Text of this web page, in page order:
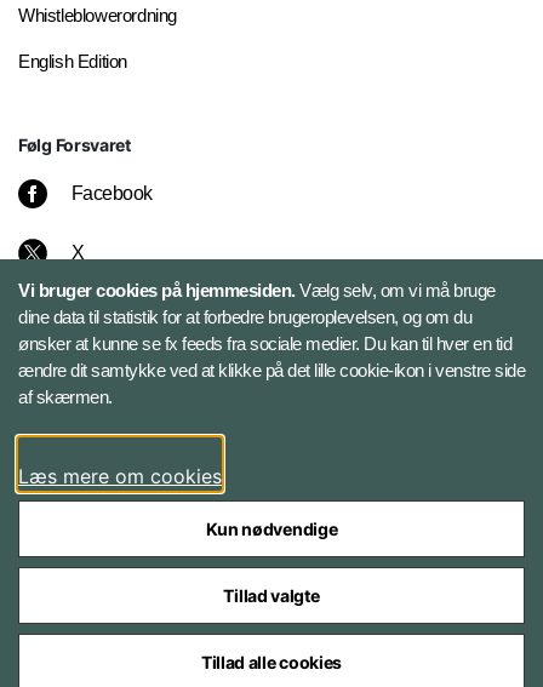
Whistleblowerordning
English Edition
Følg Forsvaret
Facebook
X
Instagram
Bluesky
LinkedIn
Styrelser og myndigheder under Forsvarsministeriet
Vi bruger cookies på hjemmesiden.Vælg selv, om vi må bruge
dine data til statistik for at forbedre brugeroplevelsen, og om du
ønsker at kunne se fx feeds fra sociale medier. Du kan til hver en tid
ændre dit samtykke ved at klikke på det lille cookie-ikon i venstre side
af skærmen.
Læs mere om cookies
Kun nødvendige
Tillad valgte
Tillad alle cookies